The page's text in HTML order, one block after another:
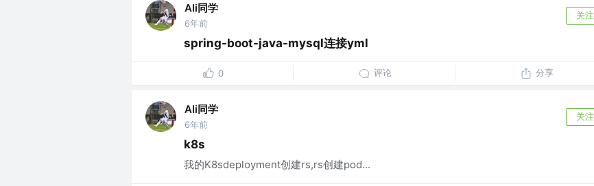
Ali同学
6年前
关注
spring-boot-java-mysql连接yml
0 评论 分享
Ali同学
6年前
关注
k8s
我的K8sdeployment创建rs,rs创建pod...